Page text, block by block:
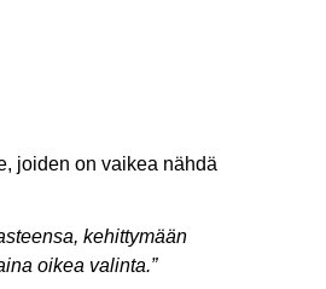
joiden on vaikea nähdä
kehittymään
oikea valinta.”